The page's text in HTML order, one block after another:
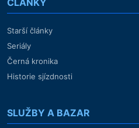
ČLÁNKY
Starší články
Seriály
Černá kronika
Historie sjízdnosti
SLUŽBY A BAZAR